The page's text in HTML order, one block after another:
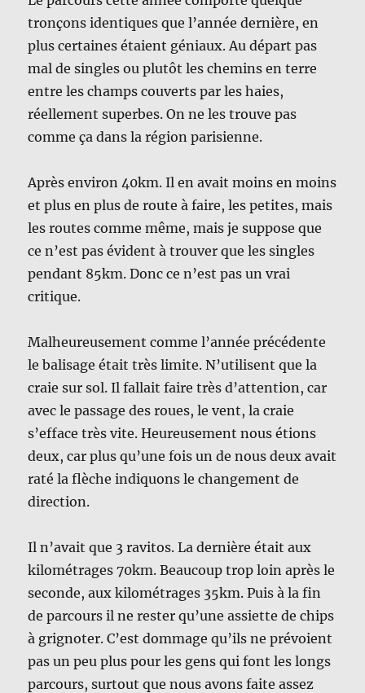
tronçons identiques que l’année dernière, en
plus certaines étaient géniaux. Au départ pas
mal de singles ou plutôt les chemins en terre
entre les champs couverts par les haies,
réellement superbes. On ne les trouve pas
comme ça dans la région parisienne.
Après environ 40km. Il en avait moins en moins
et plus en plus de route à faire, les petites, mais
les routes comme même, mais je suppose que
ce n’est pas évident à trouver que les singles
pendant 85km. Donc ce n’est pas un vrai
critique.
Malheureusement comme l’année précédente
le balisage était très limite. N’utilisent que la
craie sur sol. Il fallait faire très d’attention, car
avec le passage des roues, le vent, la craie
s’efface très vite. Heureusement nous étions
deux, car plus qu’une fois un de nous deux avait
raté la flèche indiquons le changement de
direction.
Il n’avait que 3 ravitos. La dernière était aux
kilométrages 70km. Beaucoup trop loin après le
seconde, aux kilométrages 35km. Puis à la fin
de parcours il ne rester qu’une assiette de chips
à grignoter. C’est dommage qu’ils ne prévoient
pas un peu plus pour les gens qui font les longs
parcours, surtout que nous avons faite assez